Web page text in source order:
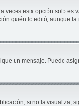
veces esta opción solo es
quién lo editó, aunque
un mensaje. Puede
si no la visualiza,